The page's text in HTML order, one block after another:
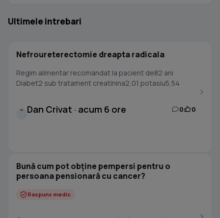
Ultimele intrebari
Nefroureterectomie dreapta radicala
Regim alimentar recomandat la pacient de82 ani
Diabet2 sub tratament creatinina2,01 potasiu5,54
D Dan Crivat · acum 6 ore 0 0
Bună cum pot obține pempersi pentru o
persoana pensionară cu cancer?
Raspuns medic